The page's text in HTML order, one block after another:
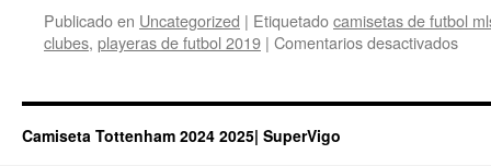
Publicado en Uncategorized | Etiquetadocamisetas de futbol
clubes, playeras de futbol 2019 | Comentarios desactivadosen
Camiseta Tottenham 2024 2025| SuperVigo